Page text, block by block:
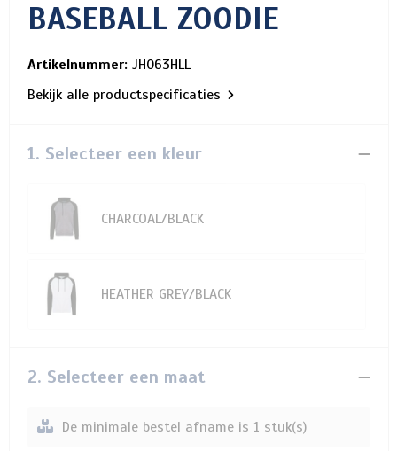
BASEBALL ZOODIE
Artikelnummer: JH063HLL
Bekijk alle productspecificaties
1. Selecteer een kleur
CHARCOAL/BLACK
HEATHER GREY/BLACK
2. Selecteer een maat
De minimale bestel afname is 1 stuk(s)